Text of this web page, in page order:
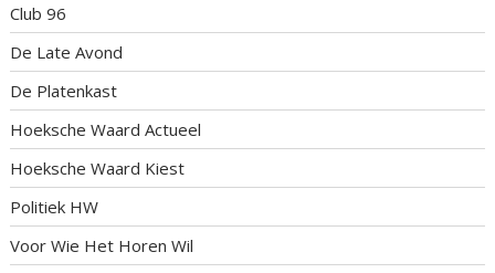
Club 96
De Late Avond
De Platenkast
Hoeksche Waard Actueel
Hoeksche Waard Kiest
Politiek HW
Voor Wie Het Horen Wil